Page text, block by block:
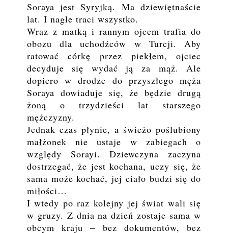
Soraya jest Syryjką. Ma dziewiętnaście
lat. I nagle traci wszystko.
Wraz z matką i rannym ojcem trafia do
obozu dla uchodźców w Turcji. Aby
ratować córkę przez piekłem, ojciec
decyduje się wydać ją za mąż. Ale
dopiero w drodze do przyszłego męża
Soraya dowiaduje się, że będzie drugą
żoną o trzydzieści lat starszego
mężczyzny.
Jednak czas płynie, a świeżo poślubiony
małżonek nie ustaje w zabiegach o
względy Sorayi. Dziewczyna zaczyna
dostrzegać, że jest kochana, uczy się, że
sama może kochać, jej ciało budzi się do
miłości…
I wtedy po raz kolejny jej świat wali się
w gruzy. Z dnia na dzień zostaje sama w
obcym kraju – bez dokumentów, bez